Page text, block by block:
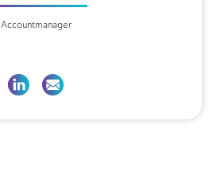
Accountmanager